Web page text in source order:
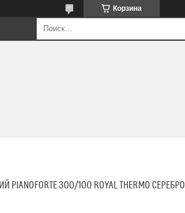
Корзина
300/100 ROYAL THERMO CЕРЕБРО